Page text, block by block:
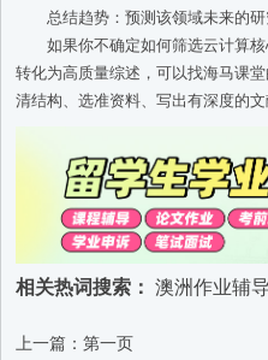
总结趋势：预测该领域未来的研
如果你不确定如何筛选云计算核
转化为高质量综述，可以找海马课
清结构、选准资料、写出有深度的文
相关热词搜索： 澳洲作业辅导
上一篇：第一页